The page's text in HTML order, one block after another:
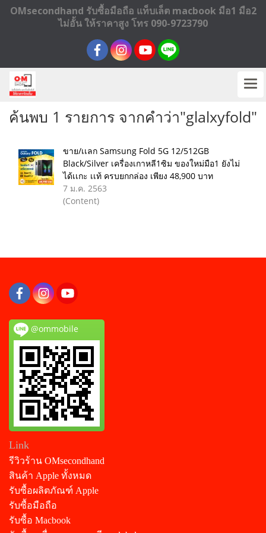
OMsecondhand รับซื้อมือถือ แท็บเล็ต macbook มือ1 มือ2
ไม่อั้น ให้ราคาสูง โทร 090-9723790
ค้นพบ 1 รายการ จากคำว่า"glalxyfold"
ขาย/เเลก Samsung Fold 5G 12/512GB
Black/Silver เครื่องเกาหลี1ซิม ของใหม่มือ1 ยังไม่
ได้เเกะ เเท้ ครบยกกล่อง เพียง 48,900 บาท
7 ม.ค. 2563
(Content)
@ommobile
Link
รีวิวร้าน OMsecondhand
สินค้า Apple ทั้งหมด
รับซื้อผลิตภัณฑ์ Apple
รับซื้อมือถือ
รับซื้อ Macbook